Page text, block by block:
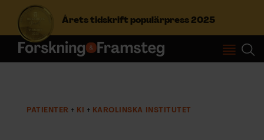
Årets tidskrift populärpress 2025
S
f
PATIENTER KI KAROLINSKA INSTITUTET